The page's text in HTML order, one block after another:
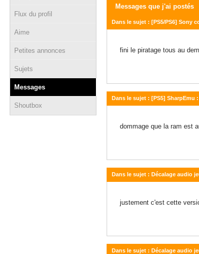
Flux du profil
Aime
Petites annonces
Sujets
Messages
Shoutbox
Messages que j'ai postés
Dans le sujet : [PS5/PS6] Sony
fini le piratage tous au
Dans le sujet : [PS5] SharpEmu
dommage que la ram est
Dans le sujet : Décalage audio
justement c'est cette
Dans le sujet : Décalage audio